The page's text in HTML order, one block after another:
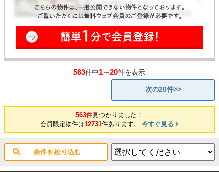
563件中1～20件を表示
次の20件>>
563件見つかりました！
会員限定物件は12731件あります。 今すぐ見る
条件を絞り込む